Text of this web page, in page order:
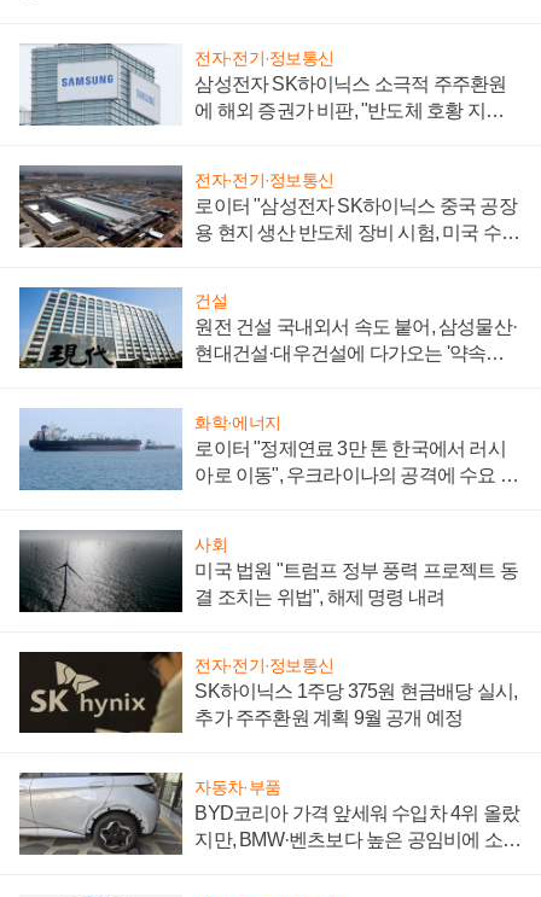
전자·전기·정보통신
삼성전자 SK하이닉스 소극적 주주환원
에 해외 증권가 비판, "반도체 호황 지속
전자·전기·정보통신
로이터 "삼성전자 SK하이닉스 중국 공장
용 현지 생산 반도체 장비 시험, 미국 수출
건설
원전 건설 국내외서 속도 붙어, 삼성물산·
현대건설·대우건설에 다가오는 '약속의
화학·에너지
로이터 "정제연료 3만 톤 한국에서 러시
아로 이동", 우크라이나의 공격에 수요 늘
사회
미국 법원 "트럼프 정부 풍력 프로젝트 동
결 조치는 위법", 해제 명령 내려
전자·전기·정보통신
SK하이닉스 1주당 375원 현금배당 실시,
추가 주주환원 계획 9월 공개 예정
자동차·부품
BYD코리아 가격 앞세워 수입차 4위 올랐
지만, BMW·벤츠보다 높은 공임비에 소비